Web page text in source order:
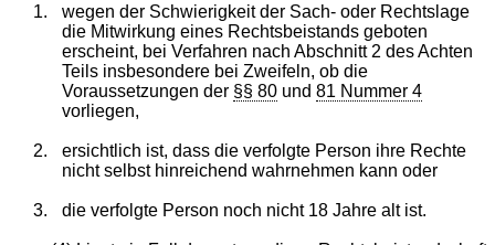
1.
wegen der Schwierigkeit der Sach- oder Rechtslage
die Mitwirkung eines Rechtsbeistands geboten
erscheint, bei Verfahren nach Abschnitt 2 des Achten
Teils insbesondere bei Zweifeln, ob die
Voraussetzungen der §§ 80und 81 Nummer 4
vorliegen,
2.
ersichtlich ist, dass die verfolgte Person ihre Rechte
nicht selbst hinreichend wahrnehmen kann oder
3. die verfolgte Person noch nicht 18 Jahre alt ist.